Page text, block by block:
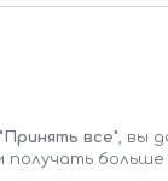
"Принять все", вы